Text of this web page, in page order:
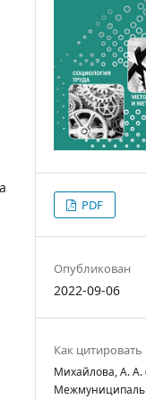
PDF
Опубликован
2022-09-06
Как цитировать
Михайлова, А. А.